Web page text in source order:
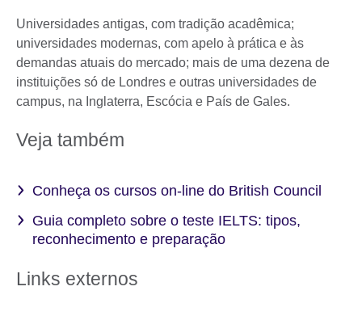
Universidades antigas, com tradição acadêmica;
universidades modernas, com apelo à prática e às
demandas atuais do mercado; mais de uma dezena de
instituições só de Londres e outras universidades de
campus, na Inglaterra, Escócia e País de Gales.
Veja também
Conheça os cursos on-line do British Council
Guia completo sobre o teste IELTS: tipos,
reconhecimento e preparação
Links externos